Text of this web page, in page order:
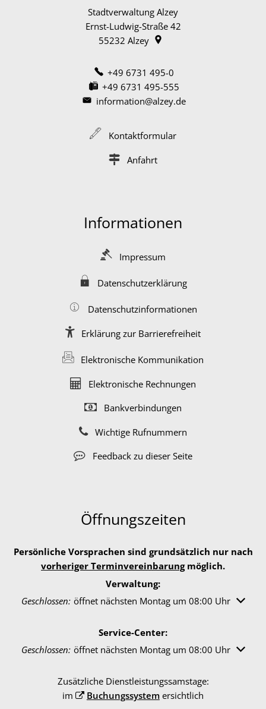
Stadtverwaltung Alzey
Ernst-Ludwig-Straße 42
55232 Alzey
+49 6731 495-0
+49 6731 495-555
information@alzey.de
Kontaktformular
Anfahrt
Informationen
Impressum
Datenschutzerklärung
Datenschutzinformationen
Erklärung zur Barrierefreiheit
Elektronische Kommunikation
Elektronische Rechnungen
Bankverbindungen
Wichtige Rufnummern
Feedback zu dieser Seite
Öffnungszeiten
Persönliche Vorsprachen sind grundsätzlich nur nach
vorheriger Terminvereinbarungmöglich.
Verwaltung:
Klicken, um weitere Öffnungs- oder Schließzeiten
Geschlossen: öffnet nächsten Montag um 08:00 Uhr
Service-Center:
Klicken, um weitere Öffnungs- oder Schließzeiten
Geschlossen: öffnet nächsten Montag um 08:00 Uhr
Zusätzliche Dienstleistungssamstage:
im
Buchungssystemersichtlich